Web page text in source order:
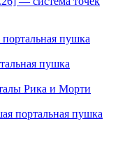
пушка
пушка
Рика и Морти
портальная пушка